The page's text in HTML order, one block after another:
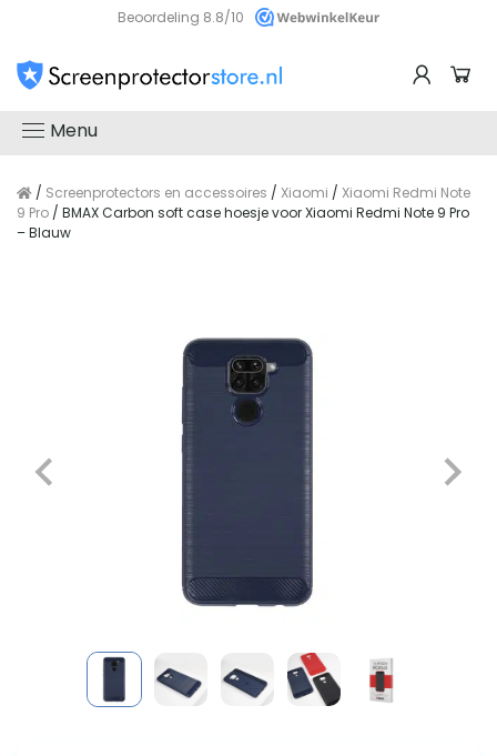
Beoordeling 8.8/10
Menu
/ Screenprotectors en accessoires / Xiaomi / Xiaomi Redmi Note
9 Pro / BMAX Carbon soft case hoesje voor Xiaomi Redmi Note 9 Pro
– Blauw